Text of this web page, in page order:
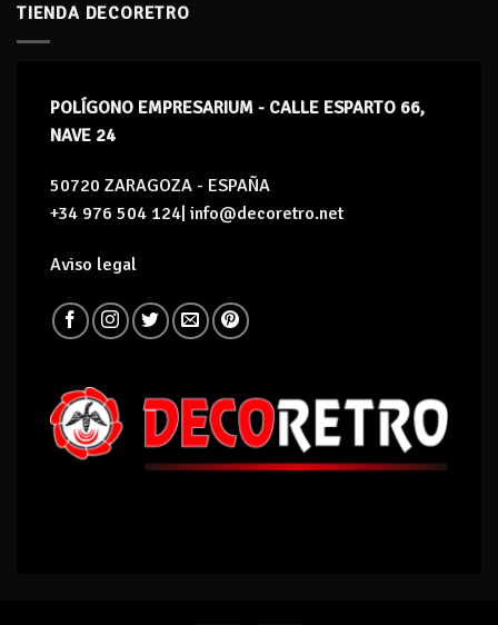
TIENDA DECORETRO
POLÍGONO EMPRESARIUM - CALLE ESPARTO 66,
NAVE 24
50720 ZARAGOZA - ESPAÑA
+34 976 504 124| info@decoretro.net
Aviso legal